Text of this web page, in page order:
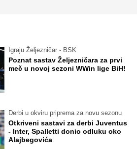
Igraju Željezničar - BSK
Poznat sastav Željezničara za prvi
meč u novoj sezoni WWin lige BiH!
Derbi u okviru priprema za novu sezonu
Otkriveni sastavi za derbi Juventus
- Inter, Spalletti donio odluku oko
Alajbegovića